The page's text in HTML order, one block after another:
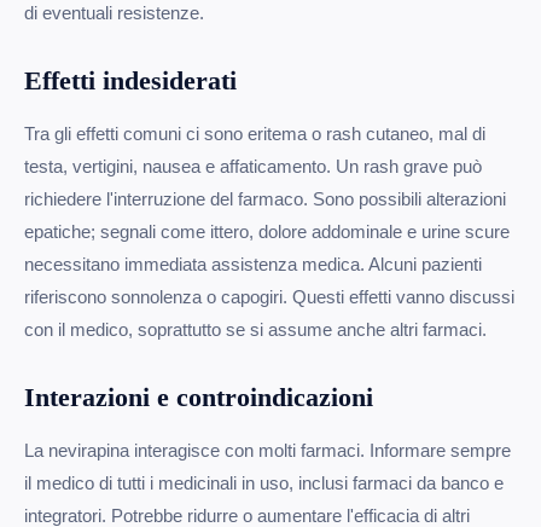
di eventuali resistenze.
Effetti indesiderati
Tra gli effetti comuni ci sono eritema o rash cutaneo, mal di
testa, vertigini, nausea e affaticamento. Un rash grave può
richiedere l'interruzione del farmaco. Sono possibili alterazioni
epatiche; segnali come ittero, dolore addominale e urine scure
necessitano immediata assistenza medica. Alcuni pazienti
riferiscono sonnolenza o capogiri. Questi effetti vanno discussi
con il medico, soprattutto se si assume anche altri farmaci.
Interazioni e controindicazioni
La nevirapina interagisce con molti farmaci. Informare sempre
il medico di tutti i medicinali in uso, inclusi farmaci da banco e
integratori. Potrebbe ridurre o aumentare l'efficacia di altri